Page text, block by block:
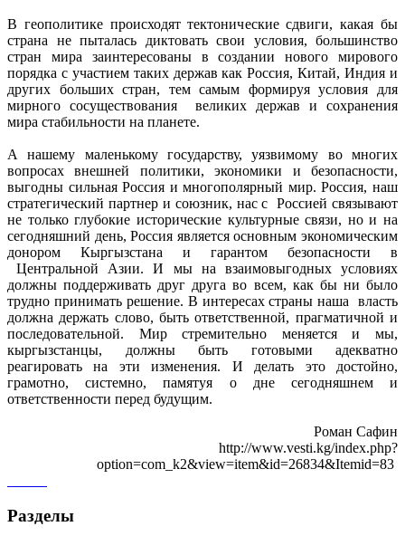
В геополитике происходят тектонические сдвиги, какая бы
страна не пыталась диктовать свои условия, большинство
стран мира заинтересованы в создании нового мирового
порядка с участием таких держав как Россия, Китай, Индия и
других больших стран, тем самым формируя условия для
мирного сосуществования великих держав и сохранения
мира стабильности на планете.
А нашему маленькому государству, уязвимому во многих
вопросах внешней политики, экономики и безопасности,
выгодны сильная Россия и многополярный мир. Россия, наш
стратегический партнер и союзник, нас с Россией связывают
не только глубокие исторические культурные связи, но и на
сегодняшний день, Россия является основным экономическим
донором Кыргызстана и гарантом безопасности в
Центральной Азии. И мы на взаимовыгодных условиях
должны поддерживать друг друга во всем, как бы ни было
трудно принимать решение. В интересах страны наша власть
должна держать слово, быть ответственной, прагматичной и
последовательной. Мир стремительно меняется и мы,
кыргызстанцы, должны быть готовыми адекватно
реагировать на эти изменения. И делать это достойно,
грамотно, системно, памятуя о дне сегодняшнем и
ответственности перед будущим.
Роман Сафин
http://www.vesti.kg/index.php?
option=com_k2&view=item&id=26834&Itemid=83
Разделы